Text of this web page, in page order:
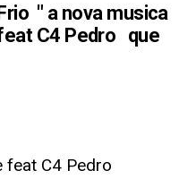
" a nova musica
C4 Pedro que
feat C4 Pedro